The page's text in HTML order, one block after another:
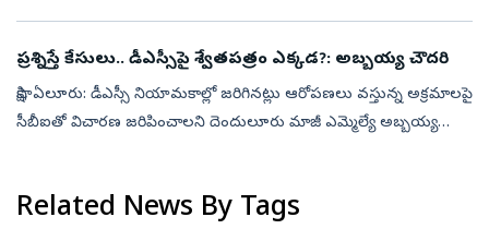
ప్రశ్నిస్తే కేసులు.. డీఎస్సీపై శ్వేతపత్రం ఎక్కడ?: అబ్బయ్య చౌదరి
సాక్షి, ఏలూరు: డీఎస్సీ నియామకాల్లో జరిగినట్లు ఆరోపణలు వస్తున్న అక్రమాలపై
సీబీఐతో విచారణ జరిపించాలని దెందులూరు మాజీ ఎమ్మెల్యే అబ్బయ్య
Related News By Tags